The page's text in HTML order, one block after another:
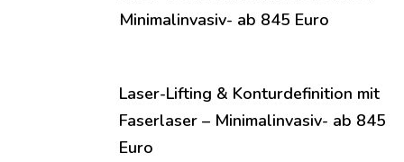
Minimalinvasiv- ab 845 Euro
Laser-Lifting & Konturdefinition mit
Faserlaser – Minimalinvasiv- ab 845
Euro